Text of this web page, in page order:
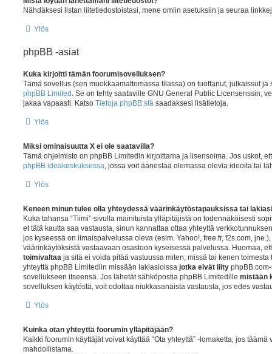
Nähdäksesi listan liitetiedostoistasi, mene omiin asetuksiin ja seuraa
Ylös
phpBB -asiat
Kuka kirjoitti tämän foorumisovelluksen?
Tämä sovellus (sen muokkaamattomassa tilassa) on tuottanut, julkaissut
phpBB Limited . Se on tehty saataville GNU General Public Licensenssin,
jakaa vapaasti. Katso Tietoja phpBB:stä saadaksesi lisätietoja.
Ylös
Miksi ominaisuutta X ei ole saatavilla?
Tämä ohjelmisto on phpBB Limitedin kirjoittama ja lisensoima. Jos uskot,
phpBB ideakeskuksessa, jossa voit äänestää olemassa olevia ideoita tai
Ylös
Keneen minun tulee olla yhteydessä väärinkäytöstapauksissa tai
Kuka tahansa “Tiimi”-sivulla mainituista ylläpitäjistä on todennäköisesti
et tätä kautta saa vastausta, sinun kannattaa ottaa yhteyttä
jos kyseessä on ilmaispalvelussa oleva (esim. Yahoo!, free.fr, f2s.com,
väärinkäytöksistä vastaavaan osastoon kyseisessä palvelussa. Huomaa,
toimivaltaa ja sitä ei voida pitää vastuussa miten, missä tai kenen
yhteyttä phpBB Limitediin missään lakiasioissa jotka eivät liity
sovellukseen itseensä. Jos lähetät sähköpostia phpBB Limitedille mistään
sovelluksen käytöstä, voit odottaa niukkasanaista vastausta, jos edes
Ylös
Kuinka otan yhteyttä foorumin ylläpitäjään?
Kaikki foorumin käyttäjät voivat käyttää “Ota yhteyttä” -lomaketta, jos
mahdollistama.